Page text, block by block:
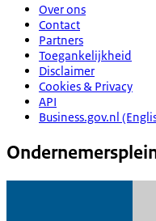
Over ons
Contact
Partners
Toegankelijkheid
Disclaimer
Cookies & Privacy
API
Business.gov.nl